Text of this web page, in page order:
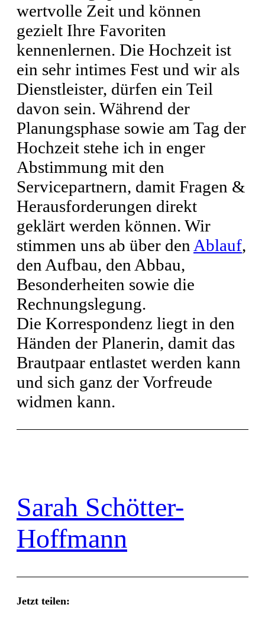
wertvolle Zeit und können
gezielt Ihre Favoriten
kennenlernen. Die Hochzeit ist
ein sehr intimes Fest und wir als
Dienstleister, dürfen ein Teil
davon sein. Während der
Planungsphase sowie am Tag der
Hochzeit stehe ich in enger
Abstimmung mit den
Servicepartnern, damit Fragen &
Herausforderungen direkt
geklärt werden können. Wir
stimmen uns ab über denAblauf,
den Aufbau, den Abbau,
Besonderheiten sowie die
Rechnungslegung.
Die Korrespondenz liegt in den
Händen der Planerin, damit das
Brautpaar entlastet werden kann
und sich ganz der Vorfreude
widmen kann.
Sarah Schötter-
Hoffmann
Jetzt teilen: